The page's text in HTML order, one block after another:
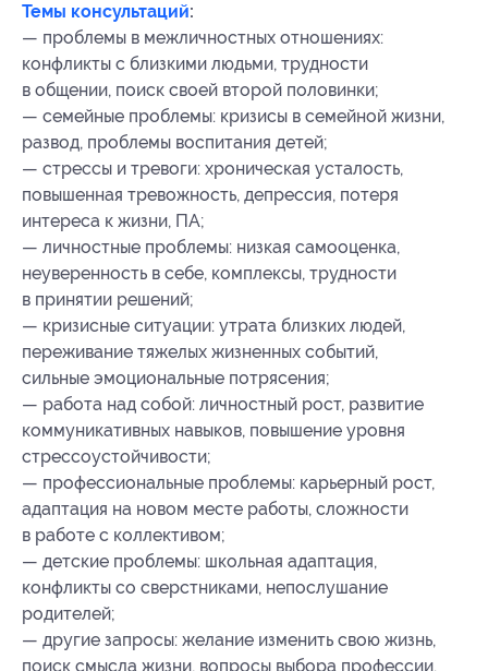
Темы консультаций:
— проблемы в межличностных отношениях:
конфликты с близкими людьми, трудности
в общении, поиск своей второй половинки;
— семейные проблемы: кризисы в семейной жизни,
развод, проблемы воспитания детей;
— стрессы и тревоги: хроническая усталость,
повышенная тревожность, депрессия, потеря
интереса к жизни, ПА;
— личностные проблемы: низкая самооценка,
неуверенность в себе, комплексы, трудности
в принятии решений;
— кризисные ситуации: утрата близких людей,
переживание тяжелых жизненных событий,
сильные эмоциональные потрясения;
— работа над собой: личностный рост, развитие
коммуникативных навыков, повышение уровня
стрессоустойчивости;
— профессиональные проблемы: карьерный рост,
адаптация на новом месте работы, сложности
в работе с коллективом;
— детские проблемы: школьная адаптация,
конфликты со сверстниками, непослушание
родителей;
— другие запросы: желание изменить свою жизнь,
поиск смысла жизни, вопросы выбора профессии.